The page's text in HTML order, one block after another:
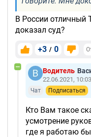
В России отличный
доказал суд?
+3 / 0
Водитель
22.06.2021, 10:03
Чат Подписаться
Кто Вам такое
усмотрение
где я работаю